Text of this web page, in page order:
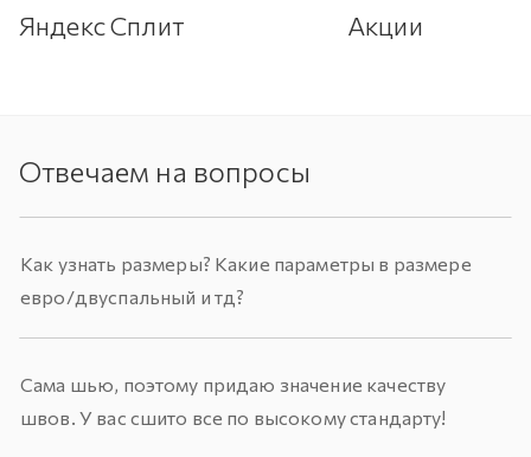
Яндекс Сплит Акции
Отвечаем на вопросы
Как узнать размеры? Какие параметры в размере
евро/двуспальный и тд?
Сама шью, поэтому придаю значение качеству
швов. У вас сшито все по высокому стандарту!